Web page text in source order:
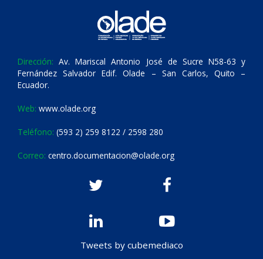
Dirección: Av. Mariscal Antonio José de Sucre N58-63 y
Fernández Salvador Edif. Olade – San Carlos, Quito –
Ecuador.
Web: www.olade.org
Teléfono: (593 2) 259 8122 / 2598 280
Correo: centro.documentacion@olade.org
Tweets by cubemediaco